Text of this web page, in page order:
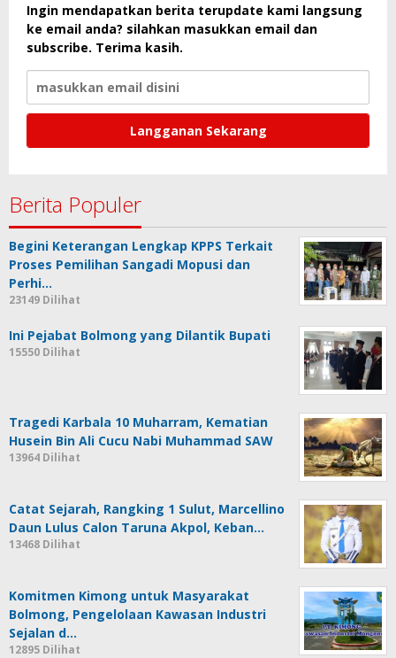
Ingin mendapatkan berita terupdate kami langsung
ke email anda? silahkan masukkan email dan
subscribe. Terima kasih.
Berita Populer
Begini Keterangan Lengkap KPPS Terkait
Proses Pemilihan Sangadi Mopusi dan
Perhi…
23149 Dilihat
Ini Pejabat Bolmong yang Dilantik Bupati
15550 Dilihat
Tragedi Karbala 10 Muharram, Kematian
Husein Bin Ali Cucu Nabi Muhammad SAW
13964 Dilihat
Catat Sejarah, Rangking 1 Sulut, Marcellino
Daun Lulus Calon Taruna Akpol, Keban…
13468 Dilihat
Komitmen Kimong untuk Masyarakat
Bolmong, Pengelolaan Kawasan Industri
Sejalan d…
12895 Dilihat